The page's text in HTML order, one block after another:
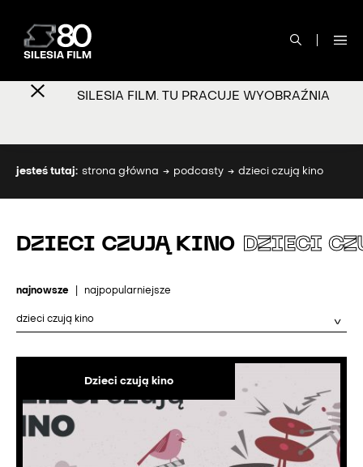
SILESIA FILM. TU PRACUJE WYOBRAŹNIA
jesteś tutaj: strona główna podcasty dzieci czują kino
DZIECI CZUJĄ KINO DZIECI
najnowsze najpopularniejsze
Dzieci czują kino